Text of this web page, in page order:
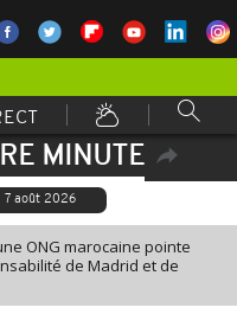
MINUTE
7 août 2026
ONG marocaine pointe
de Madrid et de